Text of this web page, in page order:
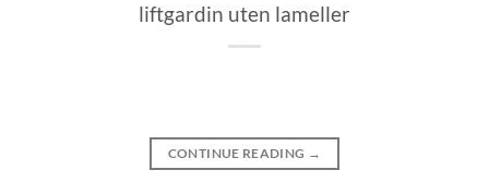
liftgardin uten lameller
CONTINUE READING →